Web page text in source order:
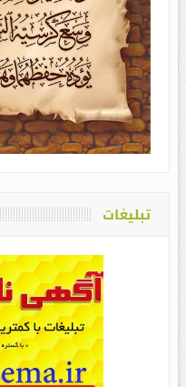
تبلیغات